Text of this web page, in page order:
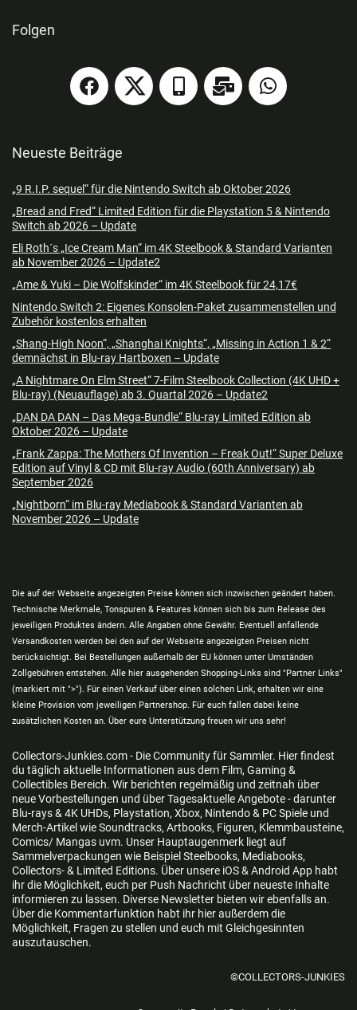
Folgen
Neueste Beiträge
„9 R.I.P. sequel“ für die Nintendo Switch ab Oktober 2026
„Bread and Fred“ Limited Edition für die Playstation 5 & Nintendo
Switch ab 2026 – Update
Eli Roth´s „Ice Cream Man“ im 4K Steelbook & Standard Varianten
ab November 2026 – Update2
„Ame & Yuki – Die Wolfskinder“ im 4K Steelbook für 24,17€
Nintendo Switch 2: Eigenes Konsolen-Paket zusammenstellen und
Zubehör kostenlos erhalten
„Shang-High Noon“, „Shanghai Knights“, „Missing in Action 1 & 2“
demnächst in Blu-ray Hartboxen – Update
„A Nightmare On Elm Street“ 7-Film Steelbook Collection (4K UHD +
Blu-ray) (Neuauflage) ab 3. Quartal 2026 – Update2
„DAN DA DAN – Das Mega-Bundle“ Blu-ray Limited Edition ab
Oktober 2026 – Update
„Frank Zappa: The Mothers Of Invention – Freak Out!“ Super Deluxe
Edition auf Vinyl & CD mit Blu-ray Audio (60th Anniversary) ab
September 2026
„Nightborn“ im Blu-ray Mediabook & Standard Varianten ab
November 2026 – Update
Die auf der Webseite angezeigten Preise können sich inzwischen geändert haben.
Technische Merkmale, Tonspuren & Features können sich bis zum Release des
jeweiligen Produktes ändern. Alle Angaben ohne Gewähr. Eventuell anfallende
Versandkosten werden bei den auf der Webseite angezeigten Preisen nicht
berücksichtigt. Bei Bestellungen außerhalb der EU können unter Umständen
Zollgebühren entstehen. Alle hier ausgehenden Shopping-Links sind "Partner Links"
(markiert mit ">"). Für einen Verkauf über einen solchen Link, erhalten wir eine
kleine Provision vom jeweiligen Partnershop. Für euch fallen dabei keine
zusätzlichen Kosten an. Über eure Unterstützung freuen wir uns sehr!
Collectors-Junkies.com - Die Community für Sammler. Hier findest
du täglich aktuelle Informationen aus dem Film, Gaming &
Collectibles Bereich. Wir berichten regelmäßig und zeitnah über
neue Vorbestellungen und über Tagesaktuelle Angebote - darunter
Blu-rays & 4K UHDs, Playstation, Xbox, Nintendo & PC Spiele und
Merch-Artikel wie Soundtracks, Artbooks, Figuren, Klemmbausteine,
Comics/ Mangas uvm. Unser Hauptaugenmerk liegt auf
Sammelverpackungen wie Beispiel Steelbooks, Mediabooks,
Collectors- & Limited Editions. Über unsere iOS & Android App habt
ihr die Möglichkeit, euch per Push Nachricht über neueste Inhalte
informieren zu lassen. Diverse Newsletter bieten wir ebenfalls an.
Über die Kommentarfunktion habt ihr hier außerdem die
Möglichkeit, Fragen zu stellen und euch mit Gleichgesinnten
auszutauschen.
©COLLECTORS-JUNKIES